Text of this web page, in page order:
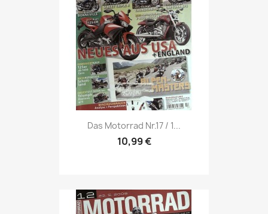
Vorschau
Das Motorrad Nr.17 / 1...
10,99 €